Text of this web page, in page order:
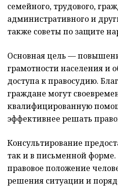
семейного, трудового,
административного и
также советы по защите
Основная цель —
грамотности населения и
доступа к правосудию.
граждане могут
квалифицированную
эффективнее решать
Консультирование
так и в письменной
правовое положение
решения ситуации и